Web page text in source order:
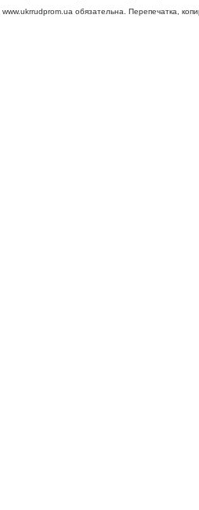
www.ukrrudprom.ua обязательна. Перепечатка,